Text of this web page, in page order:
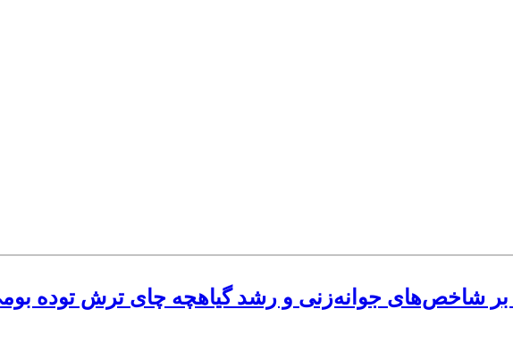
بر شاخص‌های جوانه‌زنی و رشد گیاهچه چای ترش